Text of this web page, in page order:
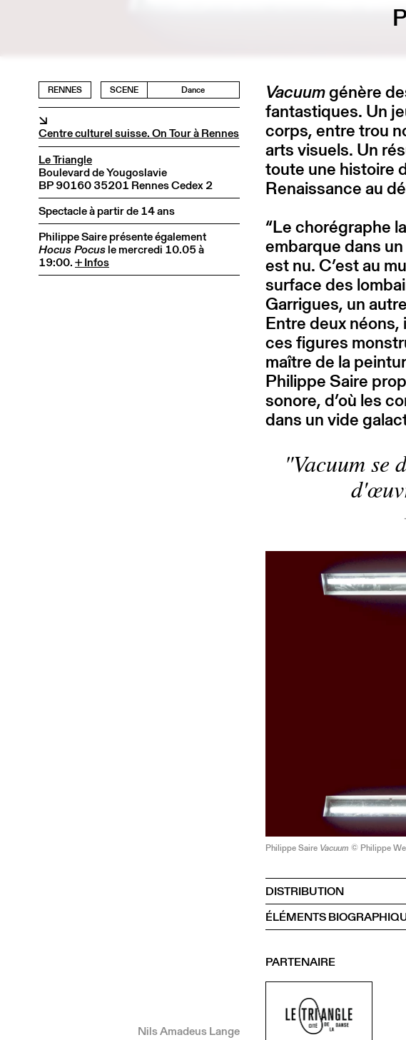
RENNES SCENE Dance
↘
Centre culturel suisse. On Tour à Rennes
Le Triangle
Boulevard de Yougoslavie
BP 90160 35201 Rennes Cedex 2
Spectacle à partir de 14 ans
Philippe Saire présente également
Hocus Pocusle mercredi 10.05 à
19:00.+ Infos
Nils Amadeus Lange
Vacuumgénère
fantastiques. Un
corps, entre trou
arts visuels. Un
toute une histoire
Renaissance au
“Le chorégraphe
embarque dans
est nu. C’est au
surface des
Garrigues, un
Entre deux
ces figures
maître de la
Philippe Saire
sonore, d’où les
dans un vide
Vacuum se
Philippe Saire Vacuum © Philippe
DISTRIBUTION
ÉLÉMENTS
PARTENAIRE